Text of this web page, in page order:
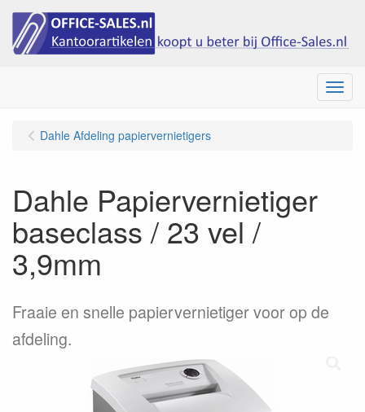
Menu
Dahle Afdeling papiervernietigers
Dahle Papiervernietiger
baseclass / 23 vel /
3,9mm
Fraaie en snelle papiervernietiger voor op de
afdeling.